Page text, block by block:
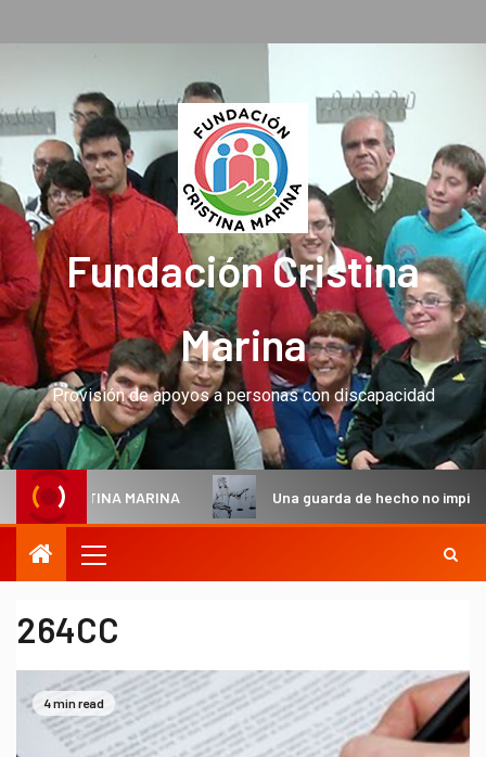
Fundación Cristina
Marina
Provisión de apoyos a personas con discapacidad
MARINA Una guarda de hecho no impide en
264CC
4 min read